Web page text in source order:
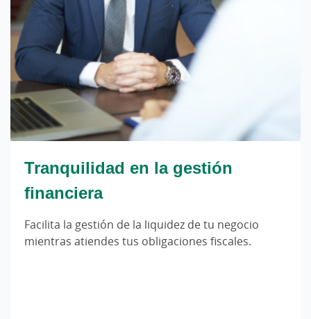
Tranquilidad en la gestión
financiera
Facilita la gestión de la liquidez de tu negocio
mientras atiendes tus obligaciones fiscales.